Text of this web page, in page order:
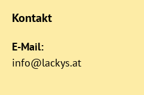
Kontakt
E-Mail:
info@lackys.at